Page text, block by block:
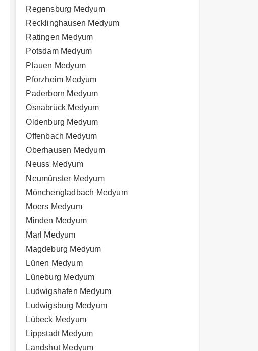
Regensburg Medyum
Recklinghausen Medyum
Ratingen Medyum
Potsdam Medyum
Plauen Medyum
Pforzheim Medyum
Paderborn Medyum
Osnabrück Medyum
Oldenburg Medyum
Offenbach Medyum
Oberhausen Medyum
Neuss Medyum
Neumünster Medyum
Mönchengladbach Medyum
Moers Medyum
Minden Medyum
Marl Medyum
Magdeburg Medyum
Lünen Medyum
Lüneburg Medyum
Ludwigshafen Medyum
Ludwigsburg Medyum
Lübeck Medyum
Lippstadt Medyum
Landshut Medyum